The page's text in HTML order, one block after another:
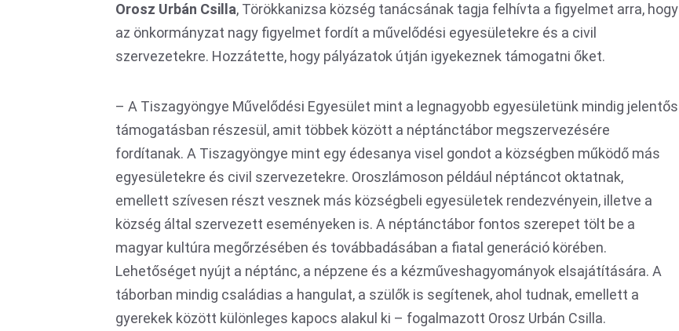
Orosz Urbán Csilla, Törökkanizsa község tanácsának tagja felhívta a figyelmet arra, hogy
az önkormányzat nagy figyelmet fordít a művelődési egyesületekre és a civil
szervezetekre. Hozzátette, hogy pályázatok útján igyekeznek támogatni őket.
– A Tiszagyöngye Művelődési Egyesület mint a legnagyobb egyesületünk mindig jelentős
támogatásban részesül, amit többek között a néptánctábor megszervezésére
fordítanak. A Tiszagyöngye mint egy édesanya visel gondot a községben működő más
egyesületekre és civil szervezetekre. Oroszlámoson például néptáncot oktatnak,
emellett szívesen részt vesznek más községbeli egyesületek rendezvényein, illetve a
község által szervezett eseményeken is. A néptánctábor fontos szerepet tölt be a
magyar kultúra megőrzésében és továbbadásában a fiatal generáció körében.
Lehetőséget nyújt a néptánc, a népzene és a kézműveshagyományok elsajátítására. A
táborban mindig családias a hangulat, a szülők is segítenek, ahol tudnak, emellett a
gyerekek között különleges kapocs alakul ki – fogalmazott Orosz Urbán Csilla.